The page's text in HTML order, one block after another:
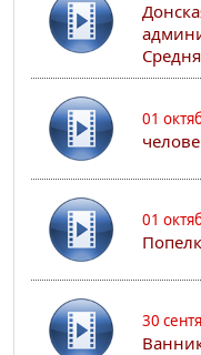
01
01
30